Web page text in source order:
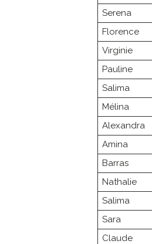
Serena
Florence
Virginie
Pauline
Salima
Mélina
Alexandra
Amina
Barras
Nathalie
Salima
Sara
Claude